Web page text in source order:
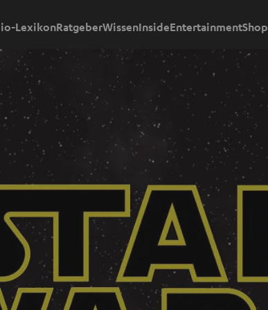
LexikonRatgeberWissenInsideEntertainmentShop